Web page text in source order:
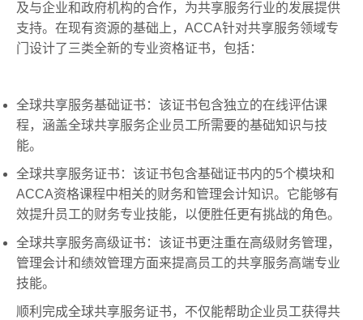
及与企业和政府机构的合作，为共享服务行业的发展提供
支持。在现有资源的基础上，ACCA针对共享服务领域专
门设计了三类全新的专业资格证书，包括：
全球共享服务基础证书：该证书包含独立的在线评估课
程，涵盖全球共享服务企业员工所需要的基础知识与技
能。
全球共享服务证书：该证书包含基础证书内的5个模块和
ACCA资格课程中相关的财务和管理会计知识。它能够有
效提升员工的财务专业技能，以便胜任更有挑战的角色。
全球共享服务高级证书：该证书更注重在高级财务管理，
管理会计和绩效管理方面来提高员工的共享服务高端专业
技能。
顺利完成全球共享服务证书，不仅能帮助企业员工获得共